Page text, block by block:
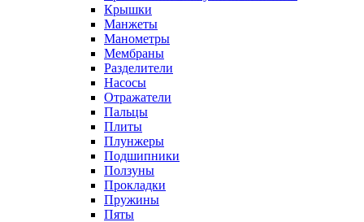
Крышки
Манжеты
Манометры
Мембраны
Разделители
Насосы
Отражатели
Пальцы
Плиты
Плунжеры
Подшипники
Ползуны
Прокладки
Пружины
Пяты